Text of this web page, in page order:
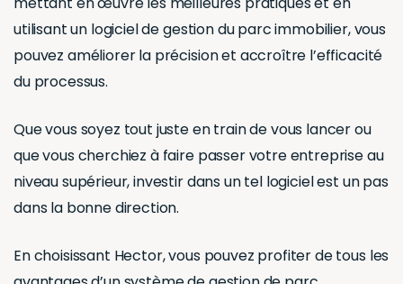
Que vous soyez tout juste en train de vous lancer ou
que vous cherchiez à faire passer votre entreprise au
niveau supérieur, investir dans un tel logiciel est un pas
En choisissant Hector, vous pouvez profiter de tous les
avantages d’un système de gestion de parc
immobilier pour vos équipements de home staging
ressources pour vous concentrer sur la prestation